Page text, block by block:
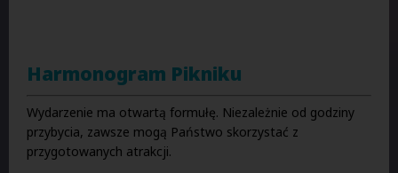
Harmonogram Pikniku
Wydarzenie ma otwartą formułę. Niezależnie od godziny
przybycia, zawsze mogą Państwo skorzystać z
przygotowanych atrakcji.